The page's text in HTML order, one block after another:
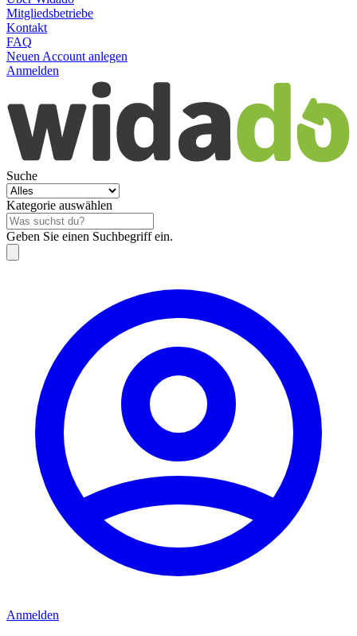
Mitgliedsbetriebe
Kontakt
FAQ
Neuen Account anlegen
Anmelden
Suche
Kategorie auswählen
Geben Sie einen Suchbegriff ein.
Anmelden